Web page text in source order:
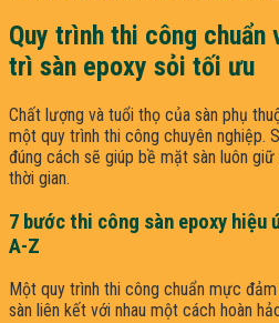
Quy trình thi công chuẩn
trì sàn epoxy sỏi tối ưu
Chất lượng và tuổi thọ của sàn phụ
một quy trình thi công chuyên nghiệp.
đúng cách sẽ giúp bề mặt sàn luôn
thời gian.
7 bước thi công sàn epoxy hiệu
A-Z
Một quy trình thi công chuẩn mực
sàn liên kết với nhau một cách hoàn